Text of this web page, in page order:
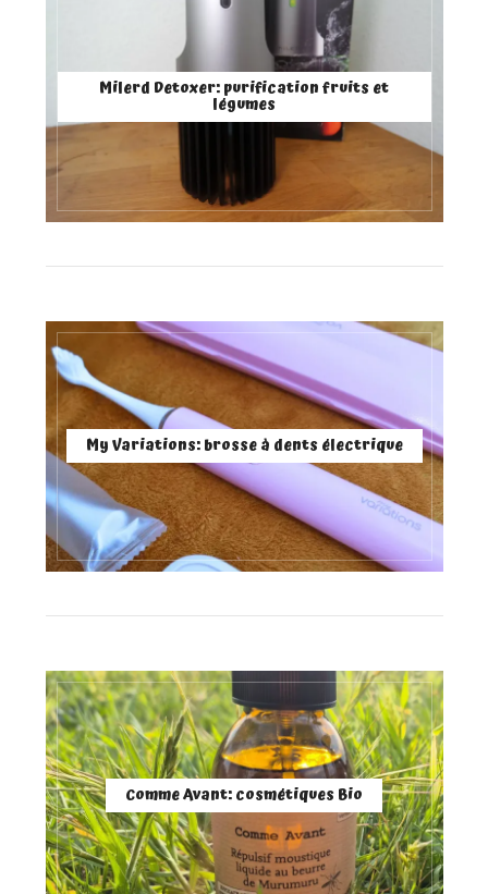
Milerd Detoxer: purification fruits et
légumes
My Variations: brosse à dents électrique
Comme Avant: cosmétiques Bio